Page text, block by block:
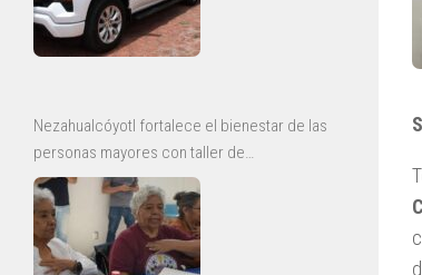
Nezahualcóyotl fortalece el bienestar de las
personas mayores con taller de
envejecimiento saludable